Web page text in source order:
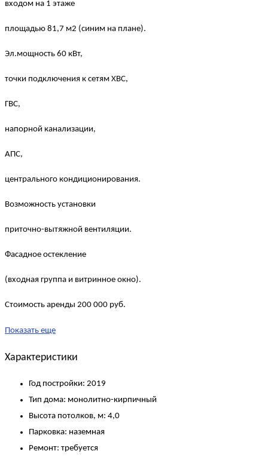
входом на 1 этаже
площадью 81,7 м2 (синим на плане).
Эл.мощность 60 кВт,
точки подключения к сетям ХВС,
ГВС,
напорной канализации,
АПС,
центрального кондиционирования.
Возможность установки
приточно-вытяжной вентиляции.
Фасадное остекление
(входная группа и витринное окно).
Стоимость аренды 200 000 руб.
Показать еще
Характеристики
Год постройки: 2019
Тип дома: монолитно-кирпичный
Высота потолков, м: 4,0
Парковка: наземная
Ремонт: требуется